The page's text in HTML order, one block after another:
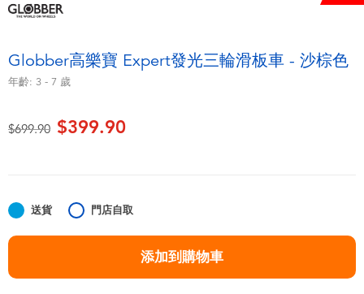
毛毛公仔玩具
夏日用品
任天堂 Switch
Globber高樂寶 Expert發光三輪滑板車 - 沙棕色
年齡: 3 - 7 歲
價格從
$699.90至$399.90
送貨 門店自取
添加到購物車